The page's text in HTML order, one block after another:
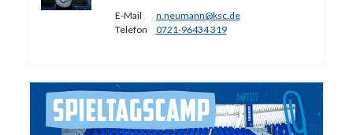
E-Mail
n.neumann@ksc.de
Telefon
0721-96434 319